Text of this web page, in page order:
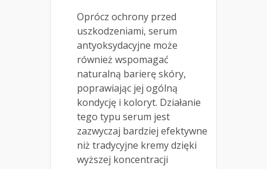
Oprócz ochrony przed
uszkodzeniami, serum
antyoksydacyjne może
również wspomagać
naturalną barierę skóry,
poprawiając jej ogólną
kondycję i koloryt. Działanie
tego typu serum jest
zazwyczaj bardziej efektywne
niż tradycyjne kremy dzięki
wyższej koncentracji